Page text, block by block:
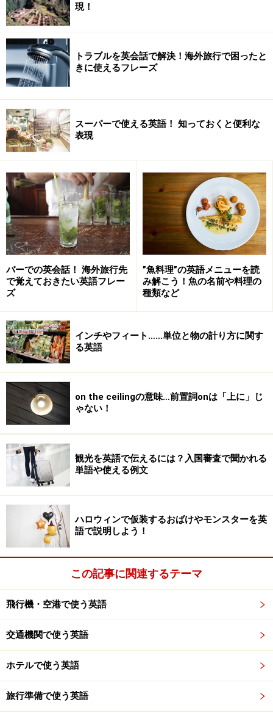
現！
トラブルを英会話で解決！海外旅行で困ったと
きに使えるフレーズ
スーパーで使える英語！ 知っておくと便利な
表現
バーでの英会話！ 海外旅行先
で覚えておきたい英語フレー
ズ
”魚料理”の英語メニューを読
み解こう！魚の名前や料理の
種類など
インチやフィート……単位と物の計り方に関す
る英語
on the ceilingの意味…前置詞onは「上に」じ
ゃない！
観光を英語で伝えるには？入国審査で聞かれる
単語や使える例文
ハロウィンで仮装するおばけやモンスターを英
語で説明しよう！
この記事に関連するテーマ
飛行機・空港で使う英語
交通機関で使う英語
ホテルで使う英語
旅行準備で使う英語